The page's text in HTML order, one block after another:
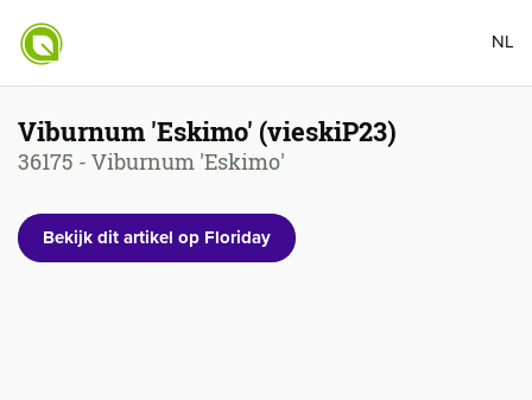
NL
Viburnum 'Eskimo' (vieskiP23)
36175 - Viburnum 'Eskimo'
Bekijk dit artikel op Floriday